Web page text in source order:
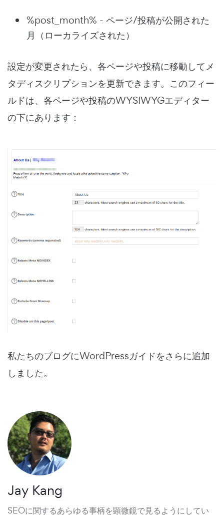
%post_month% - ページ/投稿が公開された
月（ローカライズされた）
設定が変更されたら、各ページや投稿に移動してメ
タディスクリプションを更新できます。このフィー
ルドは、各ページや投稿のWYSIWYGエディター
の下にあります：
私たちのブログにWordPressガイドをさらに追加
しました。
Jay Kang
SEOに関するあらゆる事柄を顕微鏡で見るようにしてい